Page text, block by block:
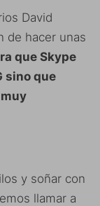
David
de hacer unas
que Skype
sino que
y soñar con
llamar a